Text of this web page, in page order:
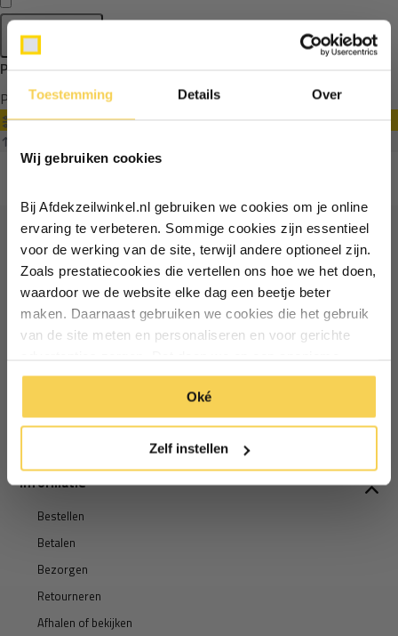
Toestemming Details Over
Wij gebruiken cookies
Bij Afdekzeilwinkel.nl gebruiken we cookies om je online
ervaring te verbeteren. Sommige cookies zijn essentieel
voor de werking van de site, terwijl andere optioneel zijn.
Zoals prestatiecookies die vertellen ons hoe we het doen,
waardoor we de website elke dag een beetje beter
maken. Daarnaast gebruiken we cookies die het gebruik
van de site meten en personaliseren en voor gerichte
manier. Klik op 'Oké' om alle cookies te accepteren. Of
klik op ‘alleen essentiele’ als je niet akkoord gaat met
cookies.
Oké
Zelf instellen
Apply filters
Producten getagd met pvc zeildoek op rol zwart
Producten
Filter
Ontvang €5 korting
Schrijf je in voor de nieuwsbrief en ontvang €5 welkomstkorting!
Email
Informatie
Bestellen
Betalen
Bezorgen
Retourneren
Afhalen of bekijken
Ontvang €5,- korting!
Schrijf je in voor de nieuwsbrief en
Vul je e-mailadres in‍⁪⁪
Particulier Zakelijk
Inschrijven
*Geldig bij minimale besteding vanaf €75